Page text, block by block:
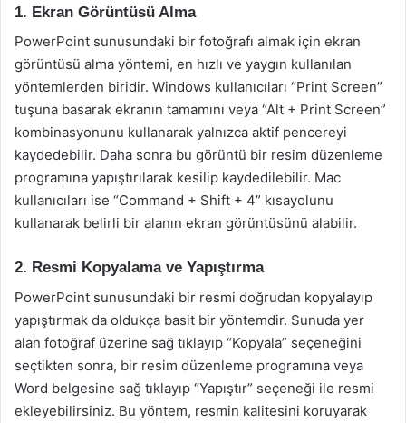
1. Ekran Görüntüsü Alma
PowerPoint sunusundaki bir fotoğrafı almak için ekran
görüntüsü alma yöntemi, en hızlı ve yaygın kullanılan
yöntemlerden biridir. Windows kullanıcıları “Print Screen”
tuşuna basarak ekranın tamamını veya “Alt + Print Screen”
kombinasyonunu kullanarak yalnızca aktif pencereyi
kaydedebilir. Daha sonra bu görüntü bir resim düzenleme
programına yapıştırılarak kesilip kaydedilebilir. Mac
kullanıcıları ise “Command + Shift + 4” kısayolunu
kullanarak belirli bir alanın ekran görüntüsünü alabilir.
2. Resmi Kopyalama ve Yapıştırma
PowerPoint sunusundaki bir resmi doğrudan kopyalayıp
yapıştırmak da oldukça basit bir yöntemdir. Sunuda yer
alan fotoğraf üzerine sağ tıklayıp “Kopyala” seçeneğini
seçtikten sonra, bir resim düzenleme programına veya
Word belgesine sağ tıklayıp “Yapıştır” seçeneği ile resmi
ekleyebilirsiniz. Bu yöntem, resmin kalitesini koruyarak